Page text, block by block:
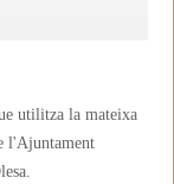
utilitza la mateixa
l'Ajuntament